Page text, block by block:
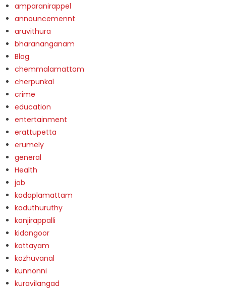
amparanirappel
announcemennt
aruvithura
bharananganam
Blog
chemmalamattam
cherpunkal
crime
education
entertainment
erattupetta
erumely
general
Health
job
kadaplamattam
kaduthuruthy
kanjirappalli
kidangoor
kottayam
kozhuvanal
kunnonni
kuravilangad